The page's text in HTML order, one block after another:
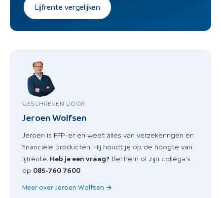
Lijfrente vergelijken
GESCHREVEN DOOR
Jeroen Wolfsen
Jeroen is FFP-er en weet alles van verzekeringen en
financiele producten. Hij houdt je op de hoogte van
lijfrente. Heb je een vraag? Bel hem of zijn collega's
op 085-760 7600
Meer over Jeroen Wolfsen →